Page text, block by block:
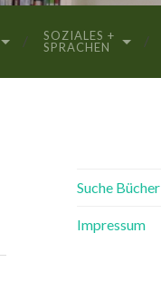
SOZIALES +
SPRACHEN
Suche Bücher
Impressum